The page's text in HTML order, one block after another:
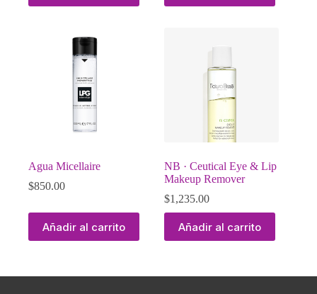
Agua Micellaire
$850.00
Añadir al carrito
NB · Ceutical Eye & Lip
Makeup Remover
$1,235.00
Añadir al carrito